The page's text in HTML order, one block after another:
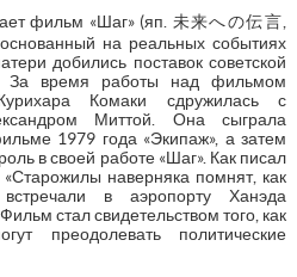
фильм «Шаг» (яп. 未来への伝言,
на реальных событиях
добились поставок советской
За время работы над фильмом
Комаки сдружилась с
Миттой. Она сыграла
1979 года «Экипаж», а затем
в своей работе «Шаг». Как писал
наверняка помнят, как
в аэропорту Ханэда
стал свидетельством того, как
преодолевать политические